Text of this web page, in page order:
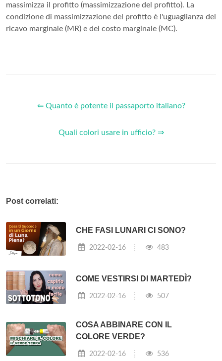
massimizza il profitto (massimizzazione del profitto). La
condizione di massimizzazione del profitto è l'uguaglianza del
ricavo marginale (MR) e del costo marginale (MC).
⇐ Quanto è potente il passaporto italiano?
Quali colori usare in ufficio? ⇒
Post correlati:
CHE FASI LUNARI CI SONO?
2022-02-16 483
COME VESTIRSI DI MARTEDÌ?
2022-02-16 507
COSA ABBINARE CON IL
COLORE VERDE?
2022-02-16 536